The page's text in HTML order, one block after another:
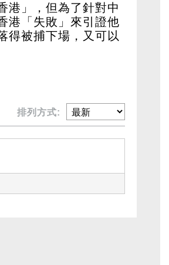
港」，但為了針對中
港「失敗」來引證他
得被捕下場，又可以
排列方式: